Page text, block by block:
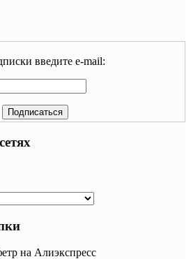
введите e-mail: